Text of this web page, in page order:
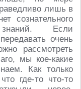
лишь в
сознательного
Если
очень
рассмотреть
мы кое-какие
Как только
где-то что-то